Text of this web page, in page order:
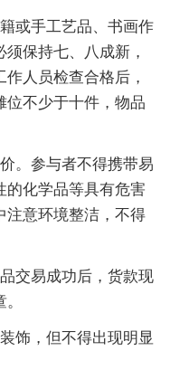
或手工艺品、书画作
保持七、八成新，
人员检查合格后，
位不少于十件，物品
。参与者不得携带易
的化学品等具有危害
注意环境整洁，不得
交易成功后，货款现
，但不得出现明显